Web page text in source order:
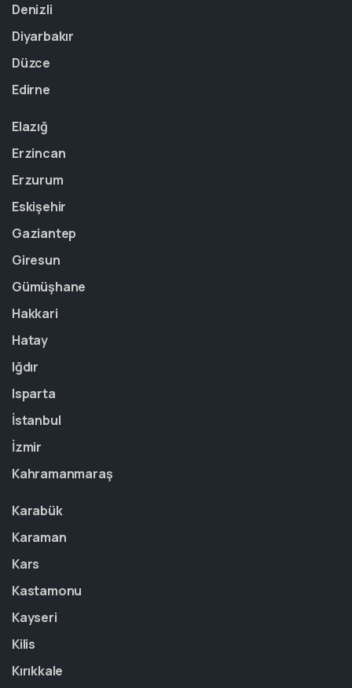
Denizli
Diyarbakır
Düzce
Edirne
Elazığ
Erzincan
Erzurum
Eskişehir
Gaziantep
Giresun
Gümüşhane
Hakkari
Hatay
Iğdır
Isparta
İstanbul
İzmir
Kahramanmaraş
Karabük
Karaman
Kars
Kastamonu
Kayseri
Kilis
Kırıkkale